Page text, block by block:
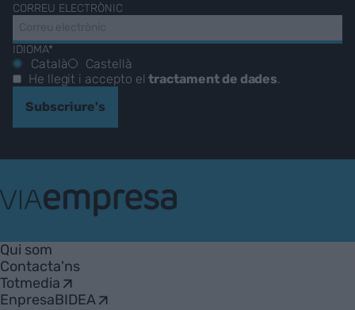
CORREU ELECTRÒNIC
IDIOMA*
Català
Castellà
He llegit i accepto eltractament de dades.
Subscriure's
Empresa
Qui som
Contacta'ns
Totmedia
EnpresaBIDEA